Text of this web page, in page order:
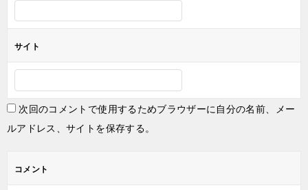
サイト
次回のコメントで使用するためブラウザーに自分の名前、メー
ルアドレス、サイトを保存する。
コメント